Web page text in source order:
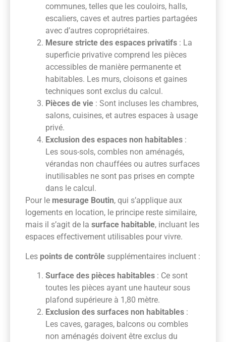
communes, telles que les couloirs, halls,
escaliers, caves et autres parties partagées
avec d’autres copropriétaires.
Mesure stricte des espaces privatifs : La
superficie privative comprend les pièces
accessibles de manière permanente et
habitables. Les murs, cloisons et gaines
techniques sont exclus du calcul.
Pièces de vie : Sont incluses les chambres,
salons, cuisines, et autres espaces à usage
privé.
Exclusion des espaces non habitables :
Les sous-sols, combles non aménagés,
vérandas non chauffées ou autres surfaces
inutilisables ne sont pas prises en compte
dans le calcul.
Pour le mesurage Boutin, qui s’applique aux
logements en location, le principe reste similaire,
mais il s’agit de la surface habitable, incluant les
espaces effectivement utilisables pour vivre.
Les points de contrôle supplémentaires incluent :
Surface des pièces habitables : Ce sont
toutes les pièces ayant une hauteur sous
plafond supérieure à 1,80 mètre.
Exclusion des surfaces non habitables :
Les caves, garages, balcons ou combles
non aménagés doivent être exclus du